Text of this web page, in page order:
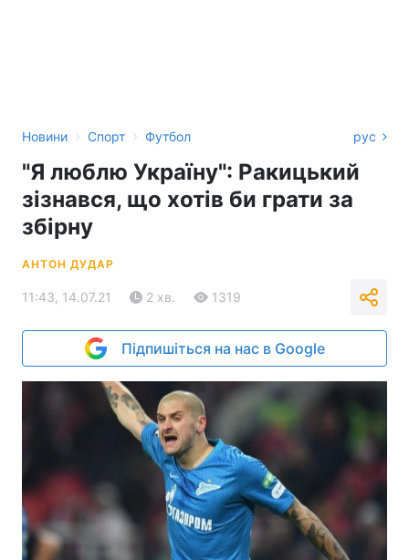
Новини › Спорт › Футбол рус
"Я люблю Україну": Ракицький
зізнався, що хотів би грати за
збірну
АНТОН ДУДАР
11:43, 14.07.21 2 хв. 1319
Підпишіться на нас в Google